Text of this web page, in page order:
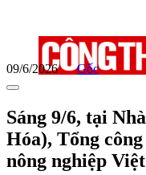
09/6/2026 Gốc
Sáng 9/6, tại
Hóa), Tổng
nông nghiệp